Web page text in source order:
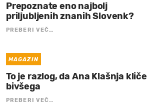
Prepoznate eno najbolj
priljubljenih znanih Slovenk?
PREBERI VEČ…
MAGAZIN
To je razlog, da Ana Klašnja kliče
bivšega
PREBERI VEČ…